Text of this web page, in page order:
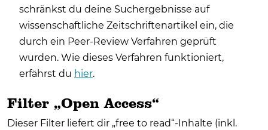
schränkst du deine Suchergebnisse auf
wissenschaftliche Zeitschriftenartikel ein, die
durch ein Peer-Review Verfahren geprüft
wurden. Wie dieses Verfahren funktioniert,
erfährst du hier.
Filter „Open Access“
Dieser Filter liefert dir „free to read“-Inhalte (inkl.